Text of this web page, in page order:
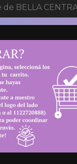
BELLA CENTRAL
RUBOR